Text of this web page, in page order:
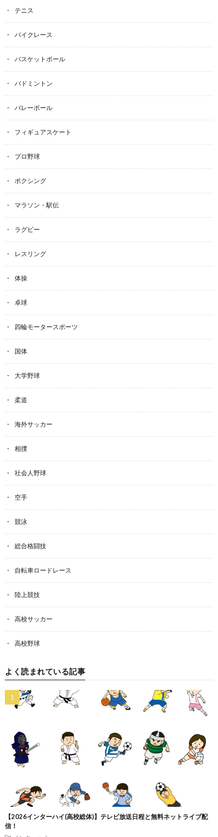
テニス
バイクレース
バスケットボール
バドミントン
バレーボール
フィギュアスケート
プロ野球
ボクシング
マラソン・駅伝
ラグビー
レスリング
体操
卓球
四輪モータースポーツ
国体
大学野球
柔道
海外サッカー
相撲
社会人野球
空手
競泳
総合格闘技
自転車ロードレース
陸上競技
高校サッカー
高校野球
よく読まれている記事
【2026インターハイ(高校総体)】テレビ放送日程と無料ネットライブ配
信！